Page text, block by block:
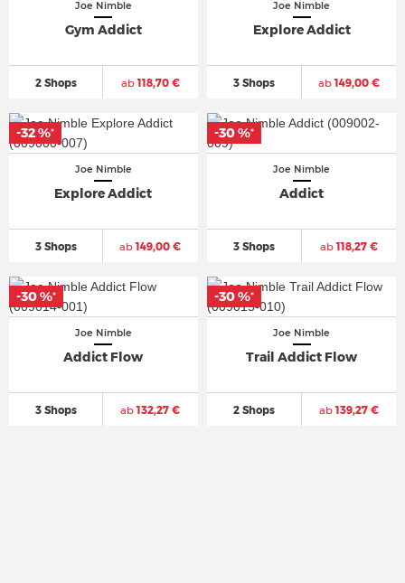
Joe Nimble
Gym Addict
2 Shops ab118,70 €
Joe Nimble
Explore Addict
3 Shops ab149,00 €
Joe Nimble
Explore Addict
3 Shops ab149,00 €
-32 %*
-32 %*
Joe Nimble
Addict
3 Shops ab118,27 €
-30 %*
-30 %*
Joe Nimble
Addict Flow
3 Shops ab132,27 €
-30 %*
-30 %*
Joe Nimble
Trail Addict Flow
2 Shops ab139,27 €
-30 %*
-30 %*